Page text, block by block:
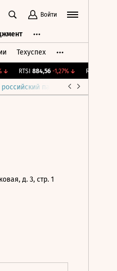
Войти
Техуспех
RTSI 884,56 -1,27%↓ RGBI
парламент
д. 3, стр. 1